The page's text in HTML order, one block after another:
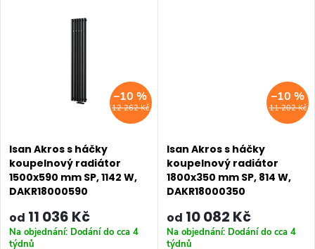
12 262 Kč
–10 %
Isan Akros s háčky
koupelnový radiátor
1500x590 mm SP, 1142 W,
DAKR18000590
od 11 036 Kč
Na objednání: Dodání do cca 4
týdnů
11 202 Kč
–10 %
Isan Akros s háčky
koupelnový radiátor
1800x350 mm SP, 814 W,
DAKR18000350
od 10 082 Kč
Na objednání: Dodání do cca 4
týdnů